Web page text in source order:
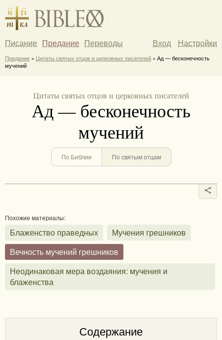
Писание Предание Переводы Вход Настройки
Предание » Цитаты святых отцов и церковных писателей » Ад — бесконечность
мучений
Цитаты святых отцов и церковных писателей
Ад — бесконечность
мучений
По Библии По святым отцам
Похожие материалы:
Блаженство праведных
Мучения грешников
Вечность мучений грешников
Неодинаковая мера воздаяния: мучения и
блаженства
Содержание